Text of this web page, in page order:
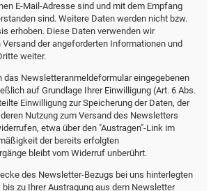
E-Mail-Adresse sind und mit dem Empfang
sind. Weitere Daten werden nicht bzw.
erhoben. Diese Daten verwenden wir
der angeforderten Informationen und
weiter.
das Newsletteranmeldeformular eingegebenen
auf Grundlage Ihrer Einwilligung (Art. 6 Abs.
Einwilligung zur Speicherung der Daten, der
Nutzung zum Versand des Newsletters
etwa über den "Austragen"-Link im
der bereits erfolgten
bleibt vom Widerruf unberührt.
des Newsletter-Bezugs bei uns hinterlegten
bis zu Ihrer Austragung aus dem Newsletter